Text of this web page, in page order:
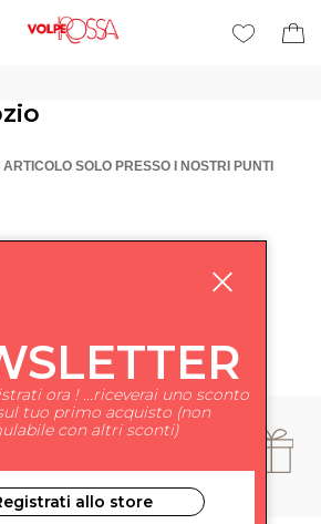
SOLO PRESSO I NOSTRI PUNTI
a Egola
ora ! ...riceverai uno sconto
tuo primo acquisto (non
con altri sconti)
allo store